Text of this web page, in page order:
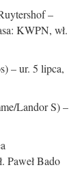
–
KWPN, wł.
– ur. 5 lipca,
Landor S) –
Paweł Bado